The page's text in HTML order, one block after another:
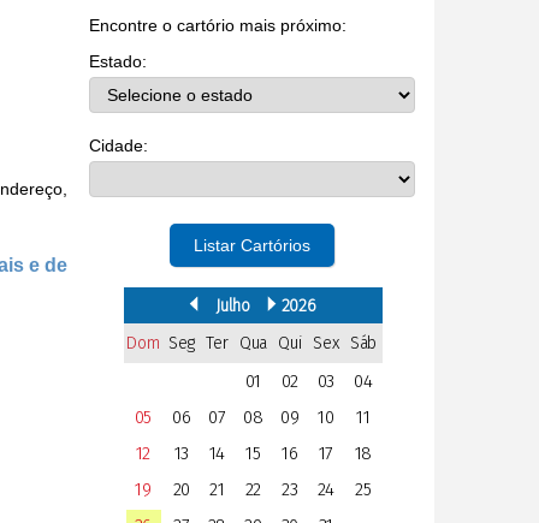
e de
Encontre o cartório mais próximo:
Estado:
Cidade:
Listar Cartórios